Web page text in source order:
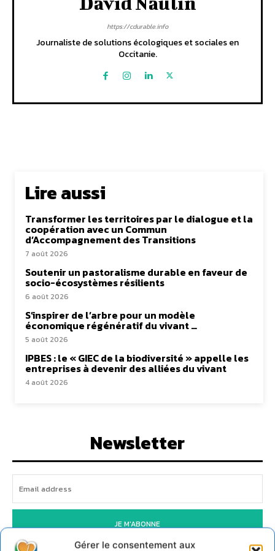
Gérer le consentement aux
https://cdurable.info
Journaliste de solutions écologiques et sociales en
Occitanie.
Lire aussi
Transformer les territoires par le dialogue et la
coopération avec un Commun
d’Accompagnement des Transitions
7 août 2026
Soutenir un pastoralisme durable en faveur de
socio-écosystèmes résilients
6 août 2026
S’inspirer de l’arbre pour un modèle
économique régénératif du vivant …
5 août 2026
IPBES : le « GIEC de la biodiversité » appelle les
entreprises à devenir des alliées du vivant
4 août 2026
Newsletter
JE M'ABONNE